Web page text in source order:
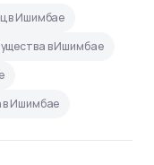
в Ишимбае
в Ишимбае
в Ишимбае